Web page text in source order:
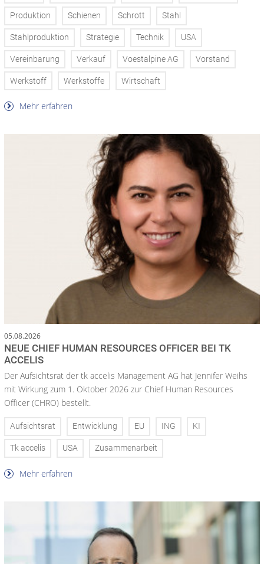
Produktion Schienen Schrott Stahl
Stahlproduktion Strategie Technik USA
Vereinbarung Verkauf Voestalpine AG Vorstand
Werkstoff Werkstoffe Wirtschaft
Mehr erfahren
05.08.2026
NEUE CHIEF HUMAN RESOURCES OFFICER BEI TK
ACCELIS
Der Aufsichtsrat der tk accelis Management AG hat Jennifer Weihs
mit Wirkung zum 1. Oktober 2026 zur Chief Human Resources
Officer (CHRO) bestellt.
Aufsichtsrat Entwicklung EU ING KI
Tk accelis USA Zusammenarbeit
Mehr erfahren